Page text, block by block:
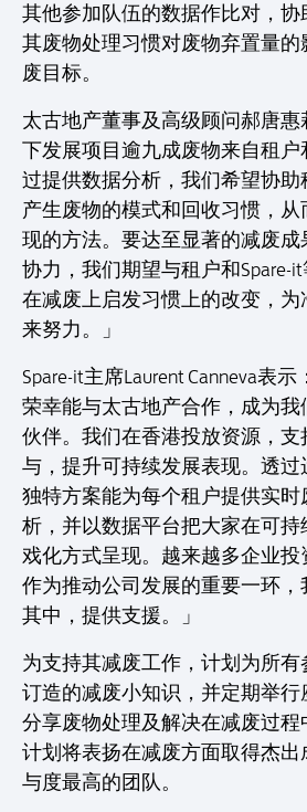
其他参加队伍的数据作比对，
其废物处理习惯对废物弃置量
废目标。
太古地产董事及高级顾问郝唐
下发展项目逾九成废物来自租户
过提供数据分析，我们希望协助
产生废物的模式和回收习惯，
现的方法。要达至显著的减废
协力，我们期望与租户和Spare-
在减废上启发习惯上的改变，为
来努力。」
Spare-it主席Laurent Canneva表
荣幸能与太古地产合作，成为
伙伴。我们在香港投放资源，支
与，提升可持续发展表现。透过
独特方案能为每个租户提供实时
析，并以数据平台把大家在可
戏化方式呈现。越来越多企业投
作为推动公司发展的重要一环
其中，提供支援。」
为支持其减废工作，计划为所
订造的减废小知识，并定期举行
分享废物处理及解决在减废过程
计划将表扬在减废方面取得杰出
与度最高的团队。